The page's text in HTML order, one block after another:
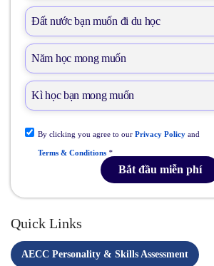
By clicking you agree to our Privacy Policy and
Terms & Conditions *
Bắt đầu miễn phí
Quick Links
AECC Personality & Skills Assessment